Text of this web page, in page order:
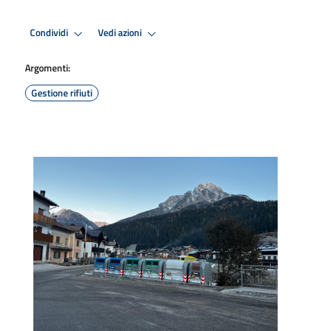
Condividi Vedi azioni
Argomenti:
Gestione rifiuti